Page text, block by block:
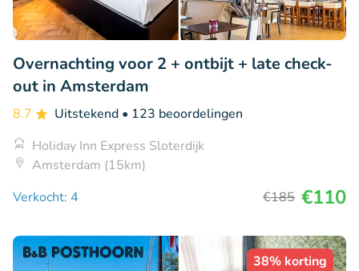
Overnachting voor 2 + ontbijt + late check-
out in Amsterdam
8.7 Uitstekend • 123 beoordelingen
Holiday Inn Express Sloterdijk
Amsterdam (15km)
Verkocht: 4
€185 €110
38% korting